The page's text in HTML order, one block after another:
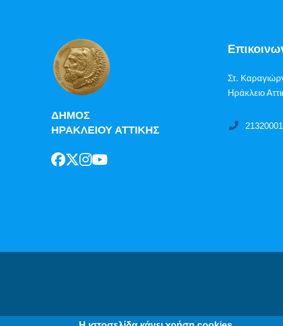
ΔΗΜΟΣ
ΗΡΑΚΛΕΙΟΥ ΑΤΤΙΚΗΣ
Στ.
Ηράκλειο
Δήλωση